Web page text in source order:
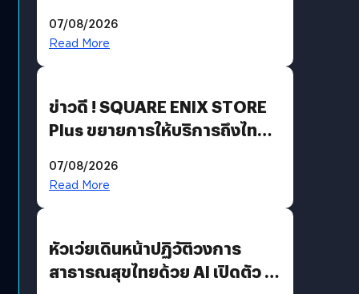
07/08/2026
Read More
ข่าวดี ! SQUARE ENIX STORE
Plus ขยายการให้บริการถึงไทย
โดยตรง
07/08/2026
Read More
หัวเว่ยเดินหน้าปฏิวัติวงการ
สาธารณสุขไทยด้วย AI เปิดตัว 4